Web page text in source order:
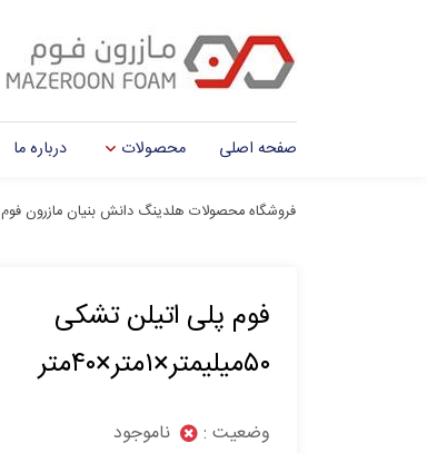
صفحه اصلی محصولات درباره ما
فروشگاه محصولات هلدینگ دانش بنیان مازرون فوم
فوم پلی اتیلن تشکی
۵۰میلیمتر×۱متر×۴۰متر
وضعیت :
ناموجود